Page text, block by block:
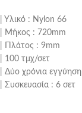
| Υλικό : Nylon 66
| Μήκος : 720mm
| Πλάτος : 9mm
| 100 τμχ/σετ
| Δύο χρόνια εγγύηση
| Συσκευασία : 6 σετ